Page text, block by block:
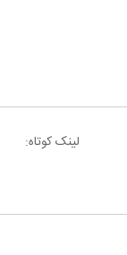
لینک کوتاه: